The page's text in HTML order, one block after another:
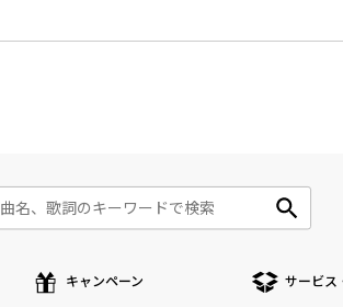
キャンペーン サービス